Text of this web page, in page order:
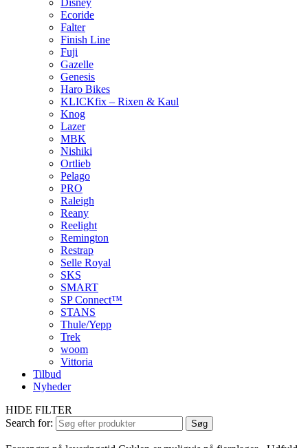
Disney
Ecoride
Falter
Finish Line
Fuji
Gazelle
Genesis
Haro Bikes
KLICKfix – Rixen & Kaul
Knog
Lazer
MBK
Nishiki
Ortlieb
Pelago
PRO
Raleigh
Reany
Reelight
Remington
Restrap
Selle Royal
SKS
SMART
SP Connect™
STANS
Thule/Yepp
Trek
woom
Vittoria
Tilbud
Nyheder
HIDE FILTER
Search for:
Søg